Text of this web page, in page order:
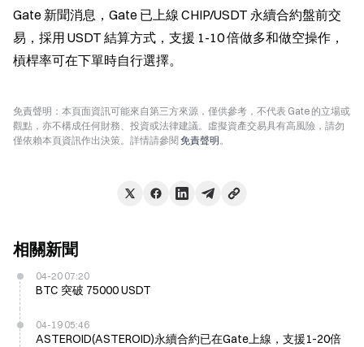
Gate 新聞消息，Gate 已上線 CHIP/USDT 永續合約盤前交
易，採用 USDT 結算方式，支援 1-10 倍做多和做空操作，
槓桿率可在下單時自行選擇。
免責聲明：本頁面資訊可能來自第三方來源，僅供參考，不代表 Gate 的立場或
觀點，亦不構成任何財務、投資或法律建議。虛擬資產交易具有高風險，請勿
僅依賴本頁資訊作出決策。詳情請參閱 免責聲明。
相關新聞
04-20 07:20
BTC 突破 75000 USDT
04-19 05:46
ASTEROID(ASTEROID)永續合約已在Gate上線，支援1-20倍